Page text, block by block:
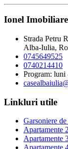
Ionel Imobiliare
Strada Petru
Alba-Iulia,
0745649525
0740214410
Program:
Linkluri utile
Garsoniere
Apartamente
Apartamente